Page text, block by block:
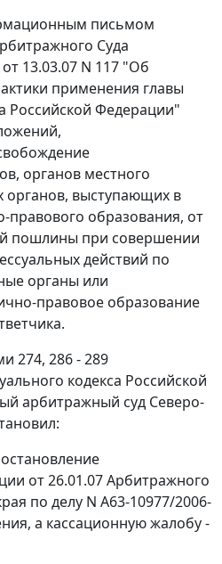
письмом
Суда
13.03.07 N 117 "Об
применения главы
Российской Федерации"
органов местного
органов, выступающих в
правового образования, от
пошлины при совершении
действий по
органы или
правовое образование
274, 286 - 289
кодекса Российской
арбитражный суд Северо-
от 26.01.07 Арбитражного
по делу N А63-10977/2006-
а кассационную жалобу -